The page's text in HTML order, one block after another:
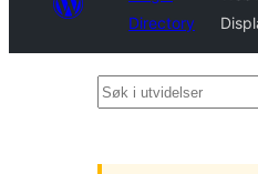
Directory
Søk